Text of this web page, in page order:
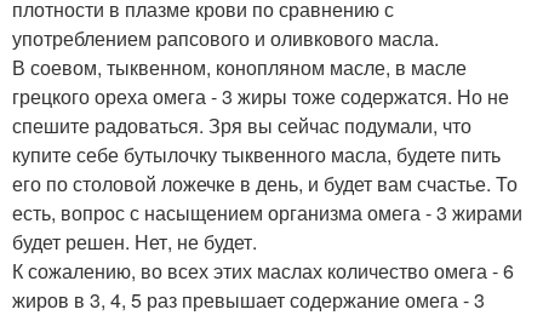
плотности в плазме крови по сравнению с
употреблением рапсового и оливкового масла.
В соевом, тыквенном, конопляном масле, в масле
грецкого ореха омега - 3 жиры тоже содержатся. Но не
спешите радоваться. Зря вы сейчас подумали, что
купите себе бутылочку тыквенного масла, будете пить
его по столовой ложечке в день, и будет вам счастье. То
есть, вопрос с насыщением организма омега - 3 жирами
будет решен. Нет, не будет.
К сожалению, во всех этих маслах количество омега - 6
жиров в 3, 4, 5 раз превышает содержание омега - 3